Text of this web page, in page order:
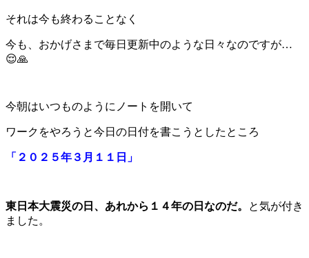
それは今も終わることなく
今も、おかげさまで毎日更新中のような日々なのですが…
😌🙏
今朝はいつものようにノートを開いて
ワークをやろうと今日の日付を書こうとしたところ
「２０２５年３月１１日」
東日本大震災の日、あれから１４年の日なのだ。
と気が付き
ました。